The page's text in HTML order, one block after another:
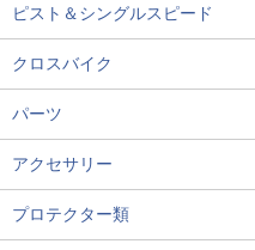
ピスト＆シングルスピード
クロスバイク
パーツ
アクセサリー
プロテクター類